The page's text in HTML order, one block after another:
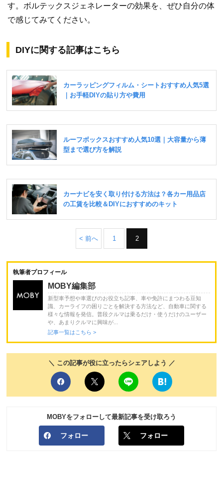
す。ボルテックスジェネレーターの効果を、ぜひ自分の体
で感じてみてください。
DIYに関する記事はこちら
< 前へ 1 2
執筆者プロフィール
MOBY編集部
新型車予想や車選びのお役立ち記事、車や免許にまつわる豆知
識、カーライフの困りごとを解決する方法など、自動車に関する
様々な情報を発信。普段クルマは乗るだけ・使うだけのユーザー
や、あまりクルマに興味が...
記事一覧はこちら >
＼ この記事が役に立ったらシェアしよう ／
MOBYをフォローして最新記事を受け取ろう
フォロー フォロー